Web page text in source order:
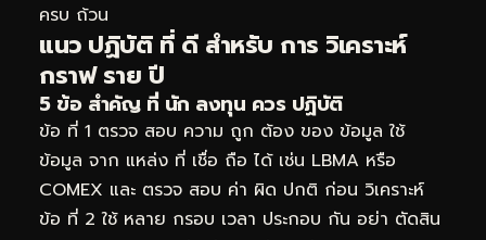
ครบ ถ้วน
แนว ปฏิบัติ ที่ ดี สำหรับ การ วิเคราะห์
กราฟ ราย ปี
5 ข้อ สำคัญ ที่ นัก ลงทุน ควร ปฏิบัติ
ข้อ ที่ 1 ตรวจ สอบ ความ ถูก ต้อง ของ ข้อมูล ใช้
ข้อมูล จาก แหล่ง ที่ เชื่อ ถือ ได้ เช่น LBMA หรือ
COMEX และ ตรวจ สอบ ค่า ผิด ปกติ ก่อน วิเคราะห์
ข้อ ที่ 2 ใช้ หลาย กรอบ เวลา ประกอบ กัน อย่า ตัดสิน